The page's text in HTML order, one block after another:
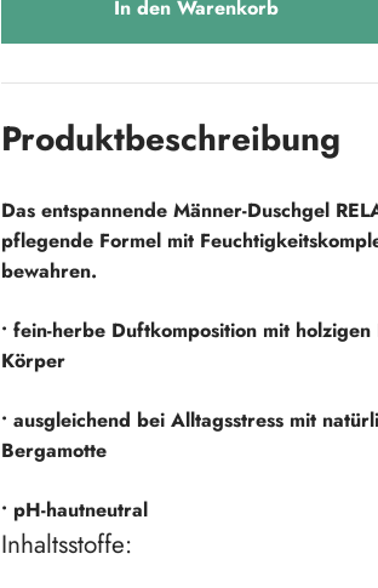
In den Warenkorb
Produktbeschreibung
Das entspannende Männer-Duschgel
pflegende Formel mit
bewahren.
• fein-herbe Duftkomposition mit
Körper
• ausgleichend bei Alltagsstress mit
Bergamotte
• pH-hautneutral
Inhaltsstoffe: